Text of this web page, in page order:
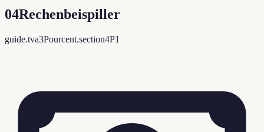
04Rechenbeispiller
guide.tva3Pourcent.section4P1